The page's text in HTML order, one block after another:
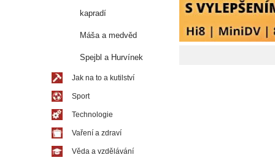
kapradí
Máša a medvěd
Spejbl a Hurvínek
Jak na to a kutilství
Sport
Technologie
Vaření a zdraví
Věda a vzdělávání